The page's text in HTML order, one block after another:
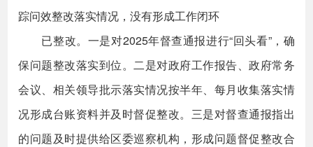
踪问效整改落实情况，没有形成工作闭环
已整改。一是对2025年督查通报进行“回头看”，确
保问题整改落实到位。二是对政府工作报告、政府常务
会议、相关领导批示落实情况按半年、每月收集落实情
况形成台账资料并及时督促整改。三是对督查通报指出
的问题及时提供给区委巡察机构，形成问题督促整改合